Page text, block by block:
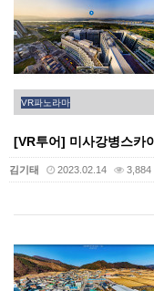
VR파노라마
[VR투어] 미사강병스카
김기태 2023.02.14 3,884